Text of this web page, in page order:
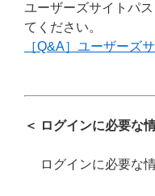
ユーザーズサイトパ
てください。
［Q&A］ユーザーズ
＜ ログインに必要な
ログインに必要な